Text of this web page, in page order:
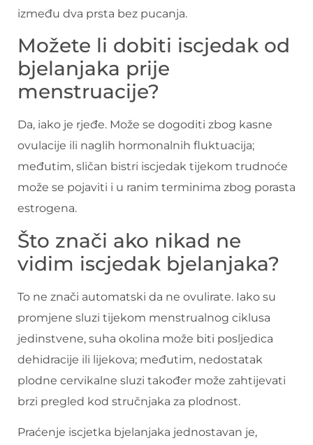
između dva prsta bez pucanja.
Možete li dobiti iscjedak od
bjelanjaka prije
menstruacije?
Da, iako je rjeđe. Može se dogoditi zbog kasne
ovulacije ili naglih hormonalnih fluktuacija;
međutim, sličan bistri iscjedak tijekom trudnoće
može se pojaviti i u ranim terminima zbog porasta
estrogena.
Što znači ako nikad ne
vidim iscjedak bjelanjaka?
To ne znači automatski da ne ovulirate. Iako su
promjene sluzi tijekom menstrualnog ciklusa
jedinstvene, suha okolina može biti posljedica
dehidracije ili lijekova; međutim, nedostatak
plodne cervikalne sluzi također može zahtijevati
brzi pregled kod stručnjaka za plodnost.
Praćenje iscjetka bjelanjaka jednostavan je,